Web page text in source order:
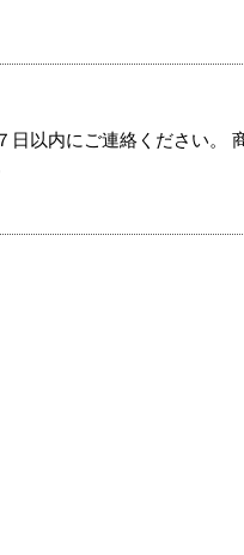
以内にご連絡ください。